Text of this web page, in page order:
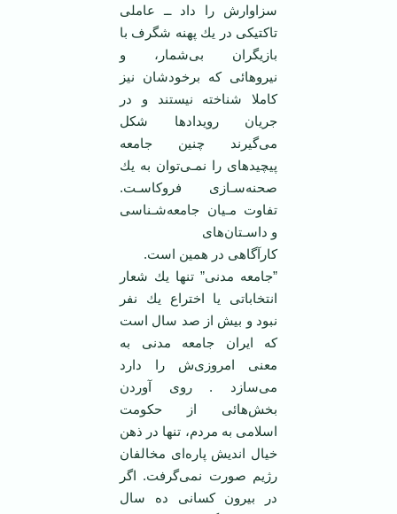
سزاوارش را داد ــ عاملی
تاكتیكی در یك پهنه شگرف با
‏بازیگران بی‌شمار، و
نیروهائی كه برخودشان نیز
كاملا شناخته نیستند و در
جریان رویدادها شكل
می‌گیرند چنین جامعه
پیچیدهای را نمـی‌توان به یك
صحنه‌سـازی فروكاسـت.
تفاوت مـیان جامعه‌شـناسی
و داسـتان‌های
كارآگاهی در همین است.
”جامعه مدنی” تنها یك شعار
انتخاباتی یا اختراع یك نفر
نبود و بیش از صد سال است
كه ایران جامعه ‏مدنی به
معنی امروزی‌ش را دارد
می‌سازد . روی آوردن
بخش‌هائی از حكومت
اسلامی به مردم، تنها در ‏ذهن
خیال اندیش پاره‌ای مخالفان
رژیم صورت نمی‌گرفت. اگر
در بیرون كسانی ده سال